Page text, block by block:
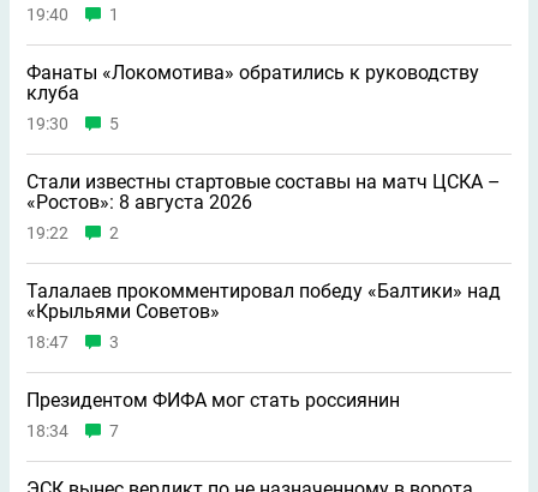
19:40 1
Фанаты «Локомотива» обратились к руководству
клуба
19:30 5
Стали известны стартовые составы на матч ЦСКА –
«Ростов»: 8 августа 2026
19:22 2
Талалаев прокомментировал победу «Балтики» над
«Крыльями Советов»
18:47 3
Президентом ФИФА мог стать россиянин
18:34 7